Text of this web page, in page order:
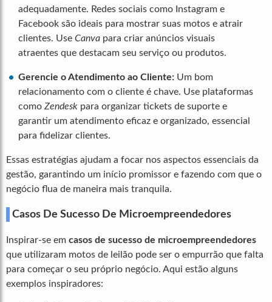
adequadamente. Redes sociais como Instagram e
Facebook são ideais para mostrar suas motos e atrair
clientes. Use Canva para criar anúncios visuais
atraentes que destacam seu serviço ou produtos.
Gerencie o Atendimento ao Cliente: Um bom
relacionamento com o cliente é chave. Use plataformas
como Zendesk para organizar tickets de suporte e
garantir um atendimento eficaz e organizado, essencial
para fidelizar clientes.
Essas estratégias ajudam a focar nos aspectos essenciais da
gestão, garantindo um início promissor e fazendo com que o
negócio flua de maneira mais tranquila.
Casos De Sucesso De Microempreendedores
Inspirar-se em casos de sucesso de microempreendedores
que utilizaram motos de leilão pode ser o empurrão que falta
para começar o seu próprio negócio. Aqui estão alguns
exemplos inspiradores: